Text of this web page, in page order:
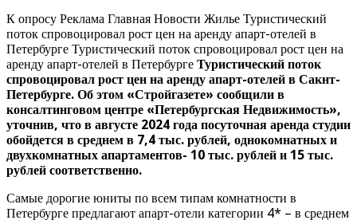
К опросу Реклама Главная Новости Жилье Туристический
поток спровоцировал рост цен на аренду апарт-отелей в
Петербурге Туристический поток спровоцировал рост цен на
аренду апарт-отелей в Петербурге Туристический поток
спровоцировал рост цен на аренду апарт-отелей в Сакнт-
Петербурге. Об этом «Стройгазете» сообщили в
консалтинговом центре «Петербургская Недвижимость»,
уточнив, что в августе 2024 года посуточная аренда студии
обойдется в среднем в 7,4 тыс. рублей, однокомнатных и
двухкомнатных апартаментов- 10 тыс. рублей и 15 тыс.
рублей соответственно.
Самые дорогие юниты по всем типам комнатности в
Петербурге предлагают апарт-отели категории 4* – в среднем